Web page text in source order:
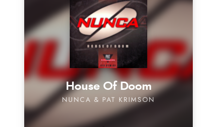
House Of Doom
NUNCA & PAT KRIMSON